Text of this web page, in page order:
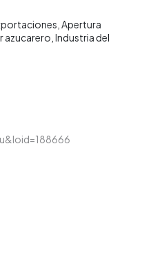
Apertura
azucarero Industria del